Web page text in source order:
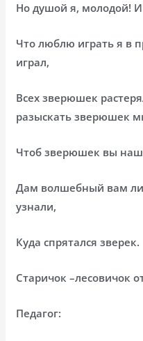
Но душой я, молодой!
Что люблю играть я в
играл,
Всех зверюшек
разыскать зверюшек
Чтоб зверюшек вы
Дам волшебный вам
узнали,
Куда спрятался зверек.
Старичок –лесовичок
Педагог: